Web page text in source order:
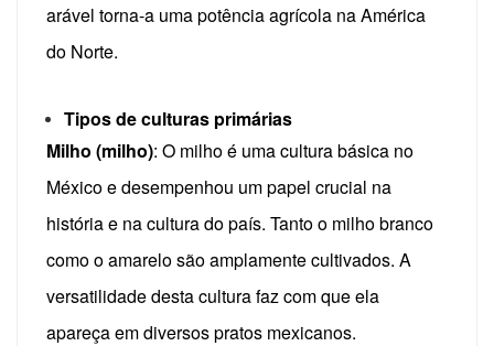
arável torna-a uma potência agrícola na América
do Norte.
Tipos de culturas primárias
Milho (milho): O milho é uma cultura básica no
México e desempenhou um papel crucial na
história e na cultura do país. Tanto o milho branco
como o amarelo são amplamente cultivados. A
versatilidade desta cultura faz com que ela
apareça em diversos pratos mexicanos.